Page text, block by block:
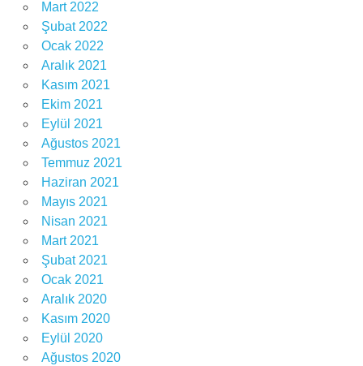
Mart 2022
Şubat 2022
Ocak 2022
Aralık 2021
Kasım 2021
Ekim 2021
Eylül 2021
Ağustos 2021
Temmuz 2021
Haziran 2021
Mayıs 2021
Nisan 2021
Mart 2021
Şubat 2021
Ocak 2021
Aralık 2020
Kasım 2020
Eylül 2020
Ağustos 2020